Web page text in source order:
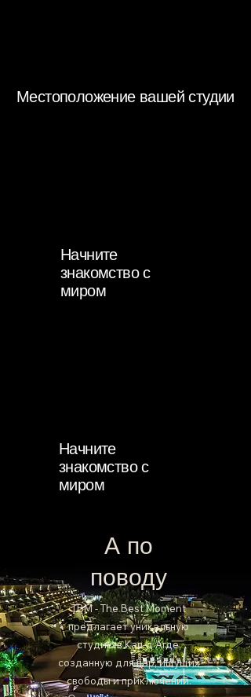
Местоположение вашей студии
Начните
знакомство с
миром
Начните
знакомство с
миром
А по
поводу
TBM - The Best Moment
предлагает уникальную
студию в Кап-д'Агде,
созданную для пар, ищущих
свободы и приключений.